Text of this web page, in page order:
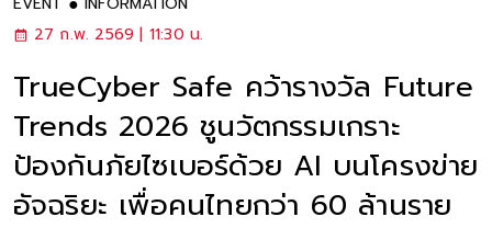
27 ก.พ. 2569 | 11:30 น.
TrueCyber Safe คว้ารางวัล Future
Trends 2026 ชูนวัตกรรมเกราะ
ป้องกันภัยไซเบอร์ด้วย AI บนโครงข่าย
อัจฉริยะ เพื่อคนไทยกว่า 60 ล้านราย